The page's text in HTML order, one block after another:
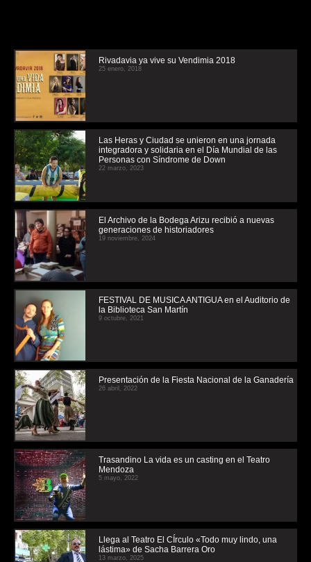
Rivadavia ya vive su Vendimia 2018
25 enero, 2018
Las Heras y Ciudad se unieron en una jornada
integradora y solidaria en el Día Mundial de las
Personas con Síndrome de Down
22 marzo, 2023
El Archivo de la Bodega Arizu recibió a nuevas
generaciones de historiadores
19 noviembre, 2024
FESTIVAL DE MUSICA ANTIGUA en el Auditorio de
la Biblioteca San Martín
9 octubre, 2021
Presentación de la Fiesta Nacional de la Ganadería
26 abril, 2022
Trasandino La vida es un casting en el Teatro
Mendoza
5 mayo, 2022
Llega al Teatro El CÍrculo «Todo muy lindo, una
lástima» de Sacha Barrera Oro
13 marzo, 2025